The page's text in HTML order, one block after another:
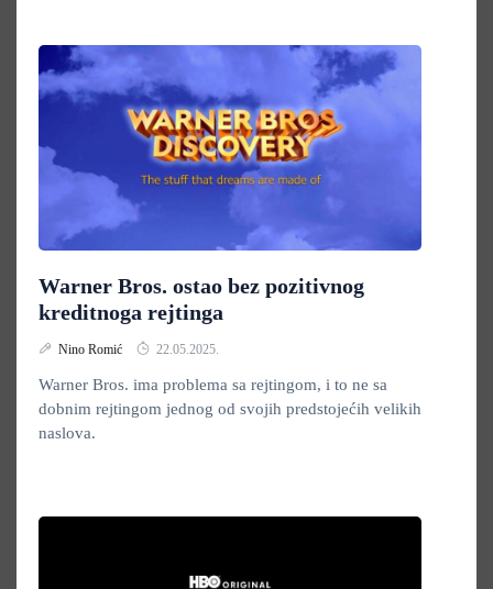
Warner Bros. ostao bez pozitivnog
kreditnoga rejtinga
Nino Romić 22.05.2025.
Warner Bros. ima problema sa rejtingom, i to ne sa
dobnim rejtingom jednog od svojih predstojećih velikih
naslova.